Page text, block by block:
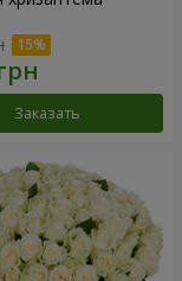
Заказать